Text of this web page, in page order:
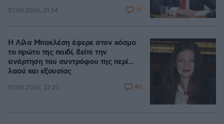
07.08.2026, 21:54 31
Η Λίλα Μπακλέση έφερε στον κόσμο
το πρώτο της παιδί, δείτε την
ανάρτηση του συντρόφου της περί...
λαού και εξουσίας
07.08.2026, 22:23 40